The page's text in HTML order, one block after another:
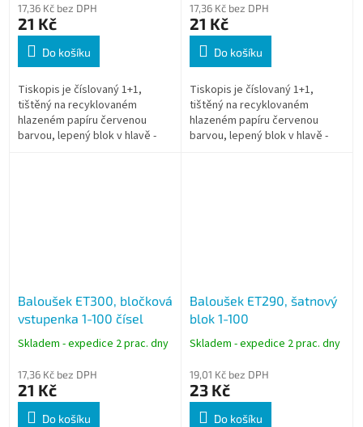
17,36 Kč bez DPH
21 Kč
Do košíku
Tiskopis je číslovaný 1+1,
tištěný na recyklovaném
hlazeném papíru červenou
barvou, lepený blok v hlavě -
17,36 Kč bez DPH
21 Kč
Do košíku
Tiskopis je číslovaný 1+1,
tištěný na recyklovaném
hlazeném papíru červenou
barvou, lepený blok v hlavě -
Baloušek ET300, bločková
vstupenka 1-100 čísel
Skladem - expedice 2 prac. dny
17,36 Kč bez DPH
21 Kč
Do košíku
Baloušek ET290, šatnový
blok 1-100
Skladem - expedice 2 prac. dny
19,01 Kč bez DPH
23 Kč
Do košíku